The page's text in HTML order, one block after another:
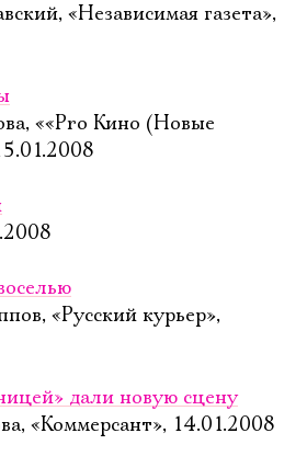
«Независимая газета»,
««Pro Кино (Новые
«Русский курьер»,
дали новую сцену
«Коммерсант», 14.01.2008